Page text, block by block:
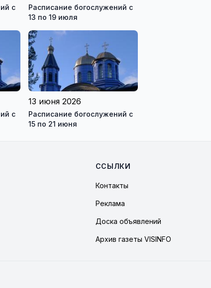
с
Расписание богослужений с
13 по 19 июля
с
13 июня 2026
Расписание богослужений с
15 по 21 июня
ССЫЛКИ
Контакты
Реклама
Доска объявлений
Архив газеты VISINFO